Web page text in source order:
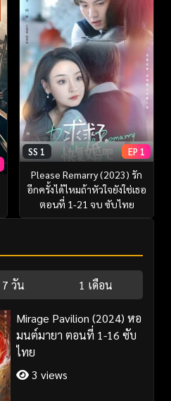
SS 1 EP 1
Please Remarry (2023) รัก
อีกครั้งได้ไหมถ้าหัวใจยังใช่เธอ
ตอนที่ 1-21 จบ ซับไทย
7 วัน 1 เดือน
Mirage Pavilion (2024) หอ
มนต์มายา ตอนที่ 1-16 ซับ
ไทย
3 views